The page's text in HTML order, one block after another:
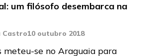
um filósofo desembarca na
Castro10 outubro 2018
meteu-se no Araguaia para